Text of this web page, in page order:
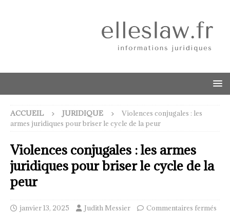
ACCUEIL JURIDIQUE
Violences conjugales : les
armes juridiques pour briser le cycle de la peur
Violences conjugales : les armes
juridiques pour briser le cycle de la
peur
janvier 13, 2025 Judith Messier Commentaires fermés